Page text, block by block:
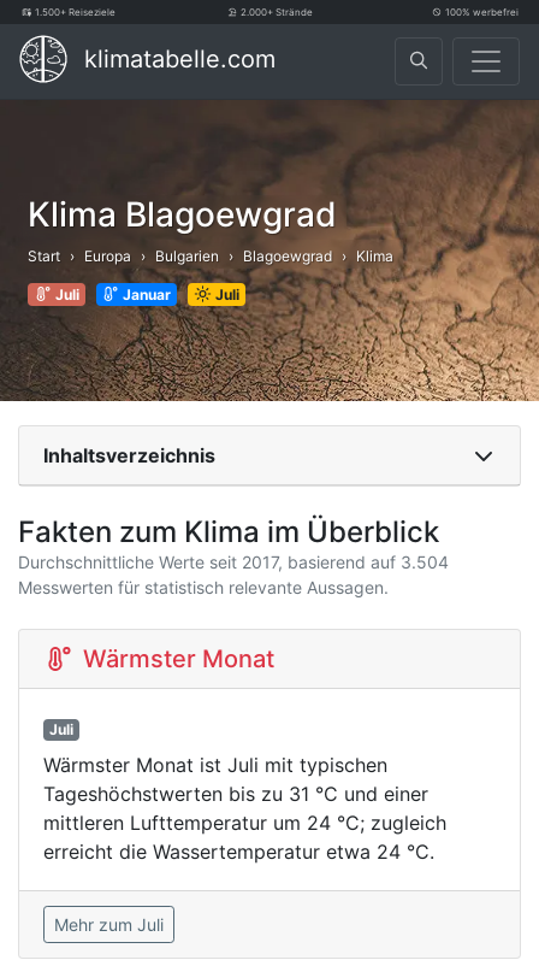
1.500+ Reiseziele 2.000+ Strände 100% werbefrei
klimatabelle.com
Klima Blagoewgrad
Start Europa Bulgarien Blagoewgrad Klima
Juli Januar Juli
Inhaltsverzeichnis
Fakten zum Klima im Überblick
Durchschnittliche Werte seit 2017, basierend auf 3.504
Messwerten für statistisch relevante Aussagen.
Wärmster Monat
Juli
Wärmster Monat ist Juli mit typischen
Tageshöchstwerten bis zu 31 °C und einer
mittleren Lufttemperatur um 24 °C; zugleich
erreicht die Wassertemperatur etwa 24 °C.
Mehr zum Juli